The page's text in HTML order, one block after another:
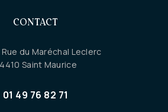
CONTACT
du Maréchal Leclerc
Saint Maurice
01 49 76 82 71